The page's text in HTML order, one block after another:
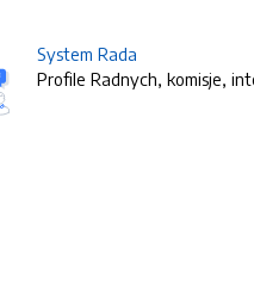
System Rada
Profile Radnych, komisje,